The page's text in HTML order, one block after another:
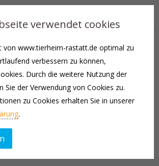
ist auf der Suche nach seinem neuen
einer gewissen Eingewöhungsphase über
Freigang verfügen sollte.
zurückhaltend, zeigt er sich seinen
aber nach einiger Zeit zutraulich.
grob, daher sollten in seinem neuen
verwendet cookies
von www.tierheim-rastatt.de optimal zu
verbessern zu können,
Durch die weitere Nutzung der
Sie der Verwendung von Cookies zu.
zu Cookies erhalten Sie in unserer
.